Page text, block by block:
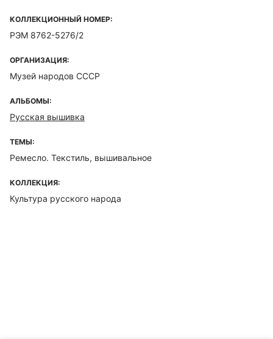
КОЛЛЕКЦИОННЫЙ НОМЕР:
РЭМ 8762-5276/2
ОРГАНИЗАЦИЯ:
Музей народов СССР
АЛЬБОМЫ:
Русская вышивка
ТЕМЫ:
Ремесло. Текстиль, вышивальное
КОЛЛЕКЦИЯ:
Культура русского народа